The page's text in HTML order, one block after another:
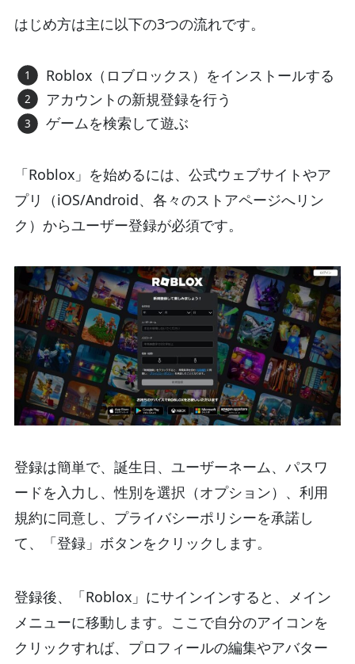
はじめ方は主に以下の3つの流れです。
Roblox（ロブロックス）をインストールする
アカウントの新規登録を行う
ゲームを検索して遊ぶ
「Roblox」を始めるには、公式ウェブサイトやア
プリ（iOS/Android、各々のストアページへリン
ク）からユーザー登録が必須です。
登録は簡単で、誕生日、ユーザーネーム、パスワ
ードを入力し、性別を選択（オプション）、利用
規約に同意し、プライバシーポリシーを承諾し
て、「登録」ボタンをクリックします。
登録後、「Roblox」にサインインすると、メイン
メニューに移動します。ここで自分のアイコンを
クリックすれば、プロフィールの編集やアバター